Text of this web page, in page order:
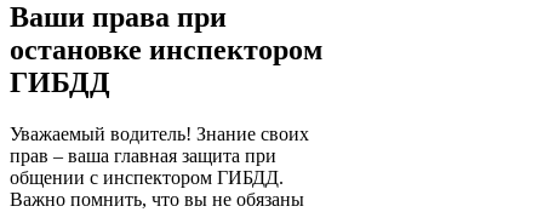
Ваши права при
остановке инспектором
ГИБДД
Уважаемый водитель! Знание своих
прав – ваша главная защита при
общении с инспектором ГИБДД.
Важно помнить, что вы не обязаны